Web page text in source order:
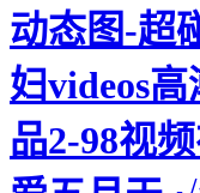
动态图-超
妇videos
品2-98视